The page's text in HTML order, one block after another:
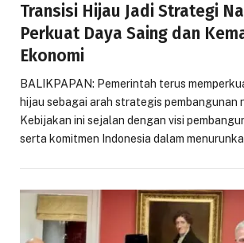
Transisi Hijau Jadi Strategi
Perkuat Daya Saing dan
Ekonomi
BALIKPAPAN: Pemerintah terus
hijau sebagai arah strategis pembangunan
Kebijakan ini sejalan dengan visi
serta komitmen Indonesia dalam